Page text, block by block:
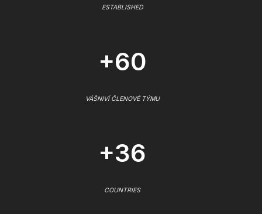
ESTABLISHED
+60
VÁŠNIVÍ ČLENOVÉ TÝMU
+36
COUNTRIES